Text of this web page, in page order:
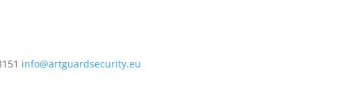
info@artguardsecurity.eu